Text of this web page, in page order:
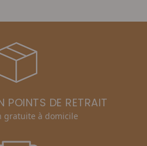
POINTS DE RETRAIT
gratuite à domicile